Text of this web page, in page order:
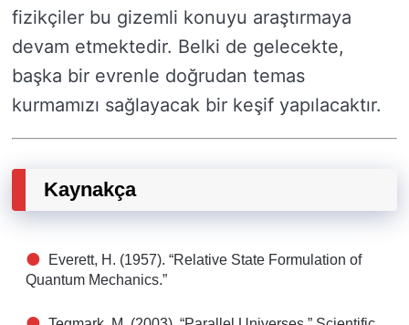
fizikçiler bu gizemli konuyu araştırmaya
devam etmektedir. Belki de gelecekte,
başka bir evrenle doğrudan temas
kurmamızı sağlayacak bir keşif yapılacaktır.
Kaynakça
Everett, H. (1957). “Relative State Formulation of
Quantum Mechanics.”